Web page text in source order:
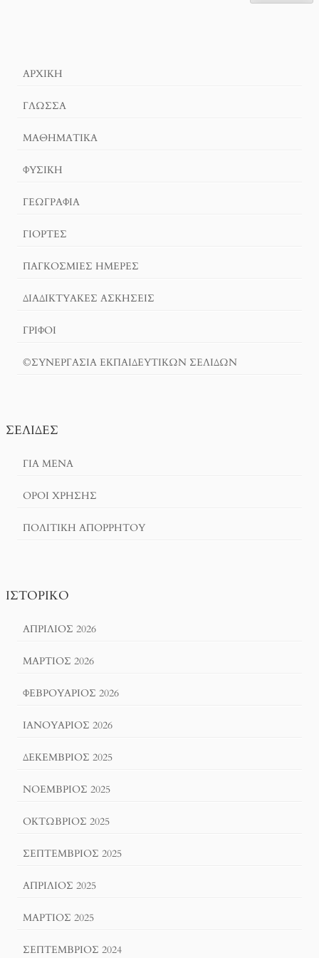
ΑΡΧΙΚΉ
ΓΛΏΣΣΑ
ΜΑΘΗΜΑΤΙΚΆ
ΦΥΣΙΚΗ
ΓΕΩΓΡΑΦΊΑ
ΓΙΟΡΤΈΣ
ΠΑΓΚΟΣΜΙΕΣ ΗΜΕΡΕΣ
ΔΙΑΔΙΚΤΥΑΚΈΣ ΑΣΚΉΣΕΙΣ
ΓΡΙΦΟΙ
©ΣΥΝΕΡΓΑΣΙΑ ΕΚΠΑΙΔΕΥΤΙΚΩΝ ΣΕΛΙΔΩΝ
ΣΕΛΊΔΕΣ
ΓΙΑ ΜΕΝΑ
ΌΡΟΙ ΧΡΗΣΗΣ
ΠΟΛΙΤΙΚΉ ΑΠΟΡΡΉΤΟΥ
ΙΣΤΟΡΙΚΌ
ΑΠΡΊΛΙΟΣ 2026
ΜΆΡΤΙΟΣ 2026
ΦΕΒΡΟΥΆΡΙΟΣ 2026
ΙΑΝΟΥΆΡΙΟΣ 2026
ΔΕΚΈΜΒΡΙΟΣ 2025
ΝΟΈΜΒΡΙΟΣ 2025
ΟΚΤΏΒΡΙΟΣ 2025
ΣΕΠΤΈΜΒΡΙΟΣ 2025
ΑΠΡΊΛΙΟΣ 2025
ΜΆΡΤΙΟΣ 2025
ΣΕΠΤΈΜΒΡΙΟΣ 2024